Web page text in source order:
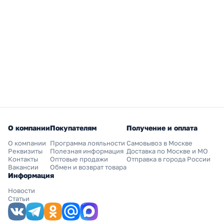
О компании
О компании
Реквизиты
Контакты
Вакансии
Покупателям
Программа лояльности
Полезная информация
Оптовые продажи
Обмен и возврат товара
Получение и оплата
Самовывоз в Москве
Доставка по Москве и МО
Отправка в города России
Информация
Новости
Статьи